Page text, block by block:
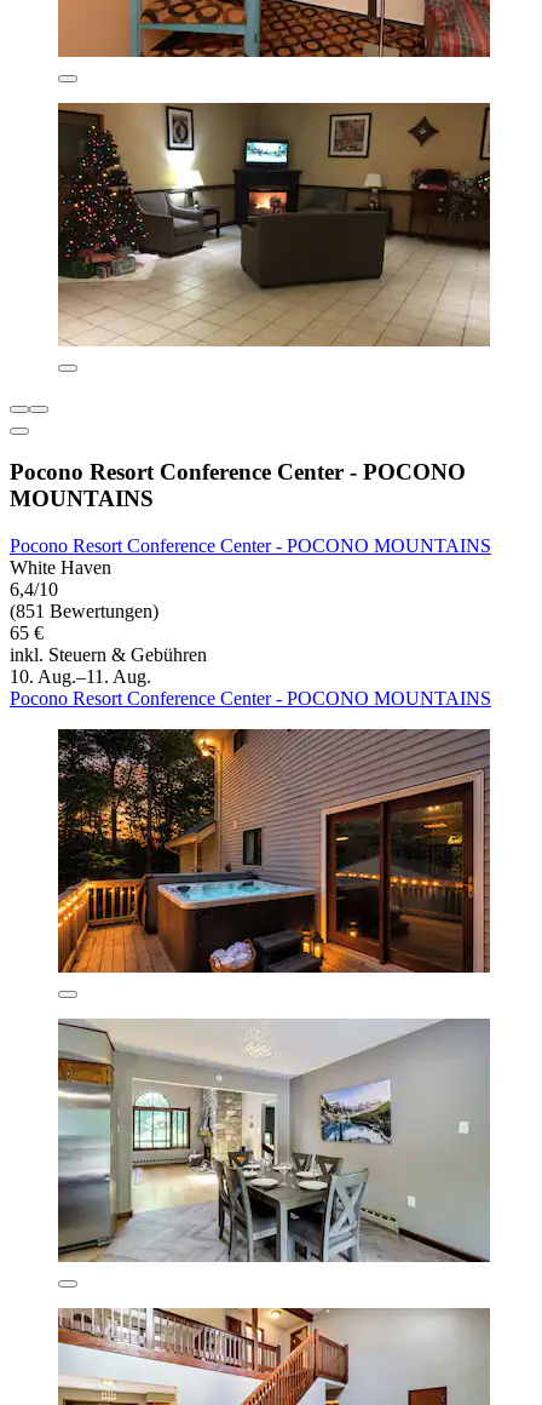
Pocono Resort Conference Center - POCONO
MOUNTAINS
Pocono Resort Conference Center - POCONO MOUNTAINS
White Haven
6,4/10
(851 Bewertungen)
65 €
inkl. Steuern & Gebühren
10. Aug.–11. Aug.
Pocono Resort Conference Center - POCONO MOUNTAINS